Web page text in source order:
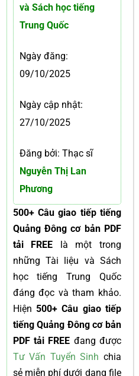
và Sách học tiếng
Trung Quốc
Ngày đăng:
09/10/2025
Ngày cập nhật:
27/10/2025
Đăng bởi: Thạc sĩ
Nguyễn Thị Lan
Phương
500+ Câu giao tiếp tiếng
Quảng Đông cơ bản PDF
tải FREE là một trong
những Tài liệu và Sách
học tiếng Trung Quốc
đáng đọc và tham khảo.
Hiện 500+ Câu giao tiếp
tiếng Quảng Đông cơ bản
PDF tải FREE đang được
Tư Vấn Tuyển Sinh chia
sẻ miễn phí dưới dạng file